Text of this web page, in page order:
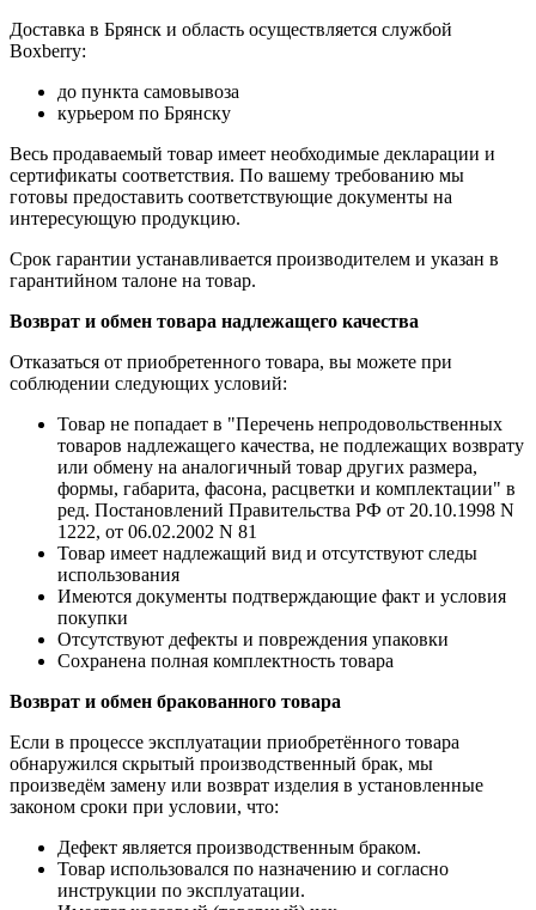
Доставка в Брянск и область осуществляется службой
Boxberry:
до пункта самовывоза
курьером по Брянску
Весь продаваемый товар имеет необходимые декларации и
сертификаты соответствия. По вашему требованию мы
готовы предоставить соответствующие документы на
интересующую продукцию.
Срок гарантии устанавливается производителем и указан в
гарантийном талоне на товар.
Возврат и обмен товара надлежащего качества
Отказаться от приобретенного товара, вы можете при
соблюдении следующих условий:
Товар не попадает в "Перечень непродовольственных
товаров надлежащего качества, не подлежащих возврату
или обмену на аналогичный товар других размера,
формы, габарита, фасона, расцветки и комплектации" в
ред. Постановлений Правительства РФ от 20.10.1998 N
1222, от 06.02.2002 N 81
Товар имеет надлежащий вид и отсутствуют следы
использования
Имеются документы подтверждающие факт и условия
покупки
Отсутствуют дефекты и повреждения упаковки
Сохранена полная комплектность товара
Возврат и обмен бракованного товара
Если в процессе эксплуатации приобретённого товара
обнаружился скрытый производственный брак, мы
произведём замену или возврат изделия в установленные
законом сроки при условии, что:
Дефект является производственным браком.
Товар использовался по назначению и согласно
инструкции по эксплуатации.